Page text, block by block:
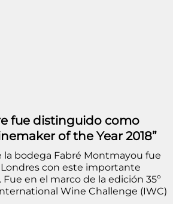
fue distinguido como
of the Year 2018”
la bodega Fabré Montmayou fue
con este importante
en el marco de la edición 35º
Wine Challenge (IWC)